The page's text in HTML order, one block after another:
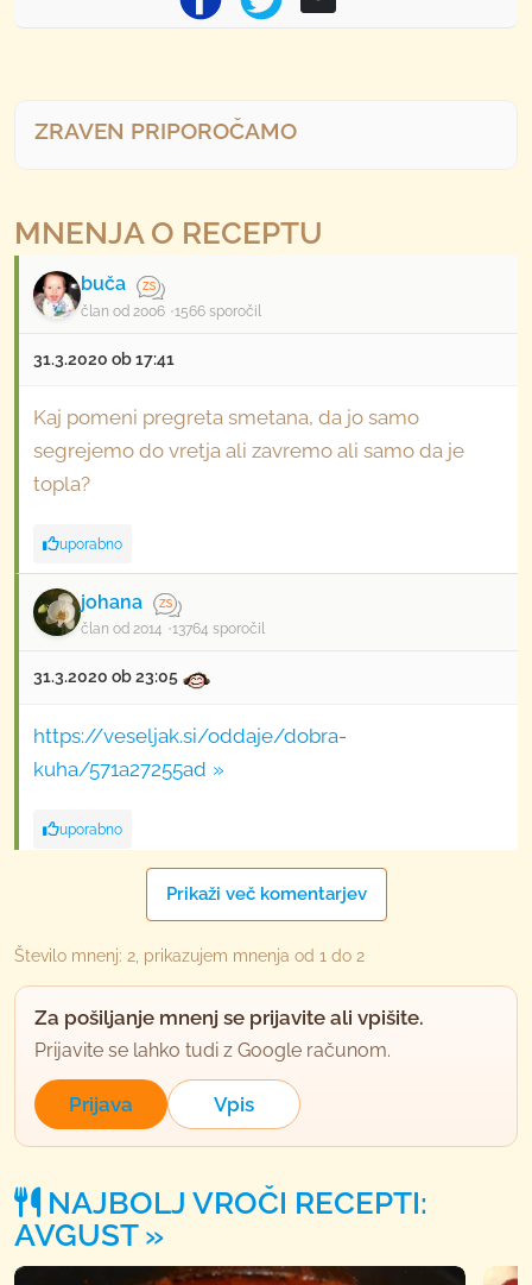
ZRAVEN PRIPOROČAMO
MNENJA O RECEPTU
buča
član od 2006 1566 sporočil
31.3.2020 ob 17:41
Kaj pomeni pregreta smetana, da jo samo
segrejemo do vretja ali zavremo ali samo da je
topla?
uporabno
johana
član od 2014 13764 sporočil
31.3.2020 ob 23:05
https://veseljak.si/oddaje/dobra-
kuha/571a27255ad
uporabno
Prikaži več komentarjev
Število mnenj: 2, prikazujem mnenja od 1 do 2
Za pošiljanje mnenj se prijavite ali vpišite.
Prijavite se lahko tudi z Google računom.
Prijava Vpis
NAJBOLJ VROČI RECEPTI:
AVGUST